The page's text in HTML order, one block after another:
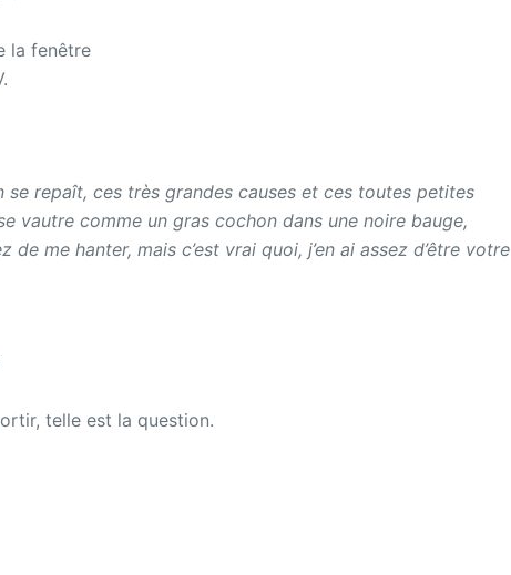
la fenêtre
se repaît, ces très grandes causes et ces toutes petites
vautre comme un gras cochon dans une noire bauge,
me hanter, mais c’est vrai quoi, j’en ai assez d’être votre
telle est la question.